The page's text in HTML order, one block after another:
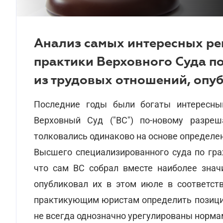
Анализ самых интересных
практики Верховного Суда
из трудовых отношений,
Последние годы были богаты
Верховный Суд ("ВС") по-новому
толковались одинаково на основе
Высшего специализированного суда по
что сам ВС собрал вместе наиболее
опубликовал их в этом июле в
практикующим юристам определить
не всегда однозначно урегулированы